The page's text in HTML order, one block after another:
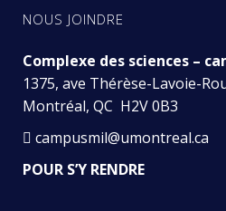
NOUS JOINDRE
Complexe des sciences –
1375, ave Thérèse-Lavoie-
Montréal, QC H2V 0B3
campusmil@umontreal.ca
POUR S’Y RENDRE